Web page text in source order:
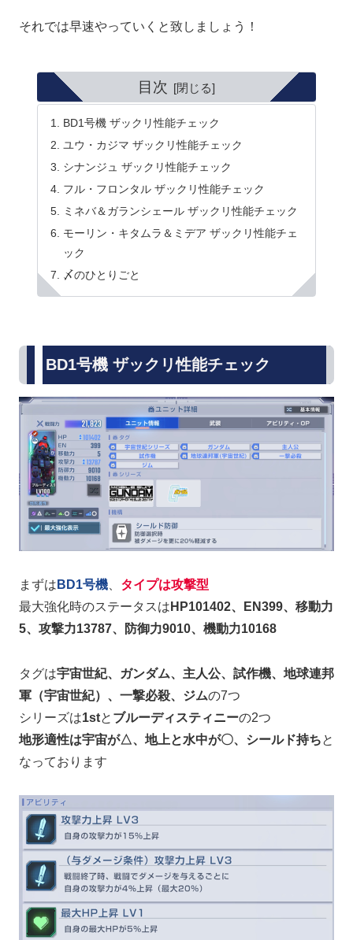
それでは早速やっていくと致しましょう！
目次
BD1号機 ザックリ性能チェック
ユウ・カジマ ザックリ性能チェック
シナンジュ ザックリ性能チェック
フル・フロンタル ザックリ性能チェック
ミネバ＆ガランシェール ザックリ性能チェック
モーリン・キタムラ＆ミデア ザックリ性能チェ
ック
〆のひとりごと
BD1号機 ザックリ性能チェック
まずは BD1号機
タイプは攻撃型
最大強化時のステータスは HP101402、EN399、移動力
5、攻撃力13787、防御力9010、機動力10168
タグは宇宙世紀、ガンダム、主人公、試作機、地球連邦
軍（宇宙世紀）、一撃必殺、ジムの7つ
シリーズは1stと ブルーディスティニーの2つ
地形適性は宇宙が△、地上と水中が〇、シールド持ちと
なっております